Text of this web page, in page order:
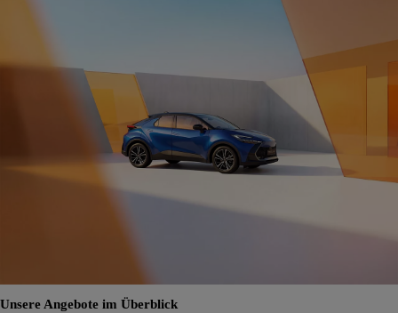
Unsere Angebote im Überblick